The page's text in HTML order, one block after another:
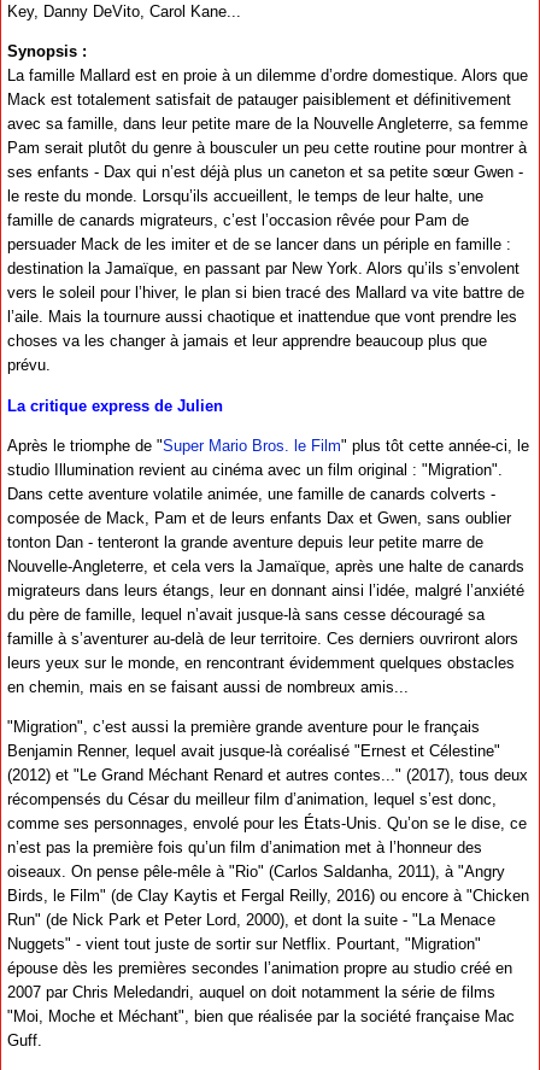
Key, Danny DeVito, Carol Kane...
Synopsis :
La famille Mallard est en proie à un dilemme d’ordre domestique. Alors que
Mack est totalement satisfait de patauger paisiblement et définitivement
avec sa famille, dans leur petite mare de la Nouvelle Angleterre, sa femme
Pam serait plutôt du genre à bousculer un peu cette routine pour montrer à
ses enfants - Dax qui n’est déjà plus un caneton et sa petite sœur Gwen -
le reste du monde. Lorsqu’ils accueillent, le temps de leur halte, une
famille de canards migrateurs, c’est l’occasion rêvée pour Pam de
persuader Mack de les imiter et de se lancer dans un périple en famille :
destination la Jamaïque, en passant par New York. Alors qu’ils s’envolent
vers le soleil pour l’hiver, le plan si bien tracé des Mallard va vite battre de
l’aile. Mais la tournure aussi chaotique et inattendue que vont prendre les
choses va les changer à jamais et leur apprendre beaucoup plus que
prévu.
La critique express de Julien
Après le triomphe de "Super Mario Bros. le Film" plus tôt cette année-ci, le
studio Illumination revient au cinéma avec un film original : "Migration".
Dans cette aventure volatile animée, une famille de canards colverts -
composée de Mack, Pam et de leurs enfants Dax et Gwen, sans oublier
tonton Dan - tenteront la grande aventure depuis leur petite marre de
Nouvelle-Angleterre, et cela vers la Jamaïque, après une halte de canards
migrateurs dans leurs étangs, leur en donnant ainsi l’idée, malgré l’anxiété
du père de famille, lequel n’avait jusque-là sans cesse découragé sa
famille à s’aventurer au-delà de leur territoire. Ces derniers ouvriront alors
leurs yeux sur le monde, en rencontrant évidemment quelques obstacles
en chemin, mais en se faisant aussi de nombreux amis...
"Migration", c’est aussi la première grande aventure pour le français
Benjamin Renner, lequel avait jusque-là coréalisé "Ernest et Célestine"
(2012) et "Le Grand Méchant Renard et autres contes..." (2017), tous deux
récompensés du César du meilleur film d’animation, lequel s’est donc,
comme ses personnages, envolé pour les États-Unis. Qu’on se le dise, ce
n’est pas la première fois qu’un film d’animation met à l’honneur des
oiseaux. On pense pêle-mêle à "Rio" (Carlos Saldanha, 2011), à "Angry
Birds, le Film" (de Clay Kaytis et Fergal Reilly, 2016) ou encore à "Chicken
Run" (de Nick Park et Peter Lord, 2000), et dont la suite - "La Menace
Nuggets" - vient tout juste de sortir sur Netflix. Pourtant, "Migration"
épouse dès les premières secondes l’animation propre au studio créé en
2007 par Chris Meledandri, auquel on doit notamment la série de films
"Moi, Moche et Méchant", bien que réalisée par la société française Mac
Guff.